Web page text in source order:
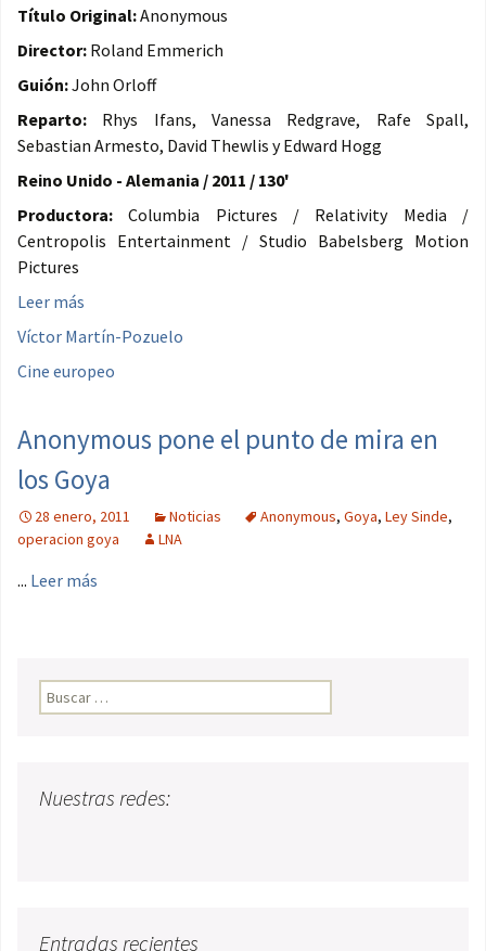
Título Original:Anonymous
Director: Roland Emmerich
Guión:John Orloff
Reparto: Rhys Ifans, Vanessa Redgrave, Rafe Spall,
Sebastian Armesto, David Thewlis y Edward Hogg
Reino Unido - Alemania / 2011 / 130'
Productora: Columbia Pictures / Relativity Media /
Centropolis Entertainment / Studio Babelsberg Motion
Pictures
Leer más
Víctor Martín-Pozuelo
Cine europeo
Anonymous pone el punto de mira en
los Goya
28 enero, 2011 Noticias Anonymous, Goya, Ley Sinde,
operacion goya
LNA
... Leer más
Buscar:
Nuestras redes:
Entradas recientes